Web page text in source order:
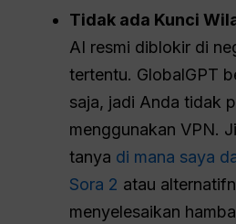
Tidak ada Kunci
AI resmi diblokir di
tertentu. GlobalGPT
saja, jadi Anda tidak
menggunakan VPN.
tanya di mana saya
Sora 2 atau
menyelesaikan